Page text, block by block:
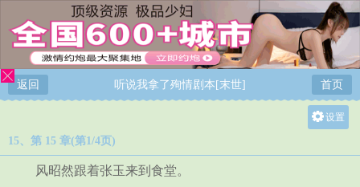
返回 听说我拿了殉情剧本[末世] 首页
设置
15、第 15 章(第1/4页)
风昭然跟着张玉来到食堂。